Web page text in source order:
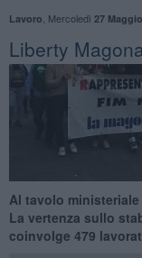
Lavoro Mercoledì 27
Liberty
Al tavolo
La vertenza sullo
coinvolge 479